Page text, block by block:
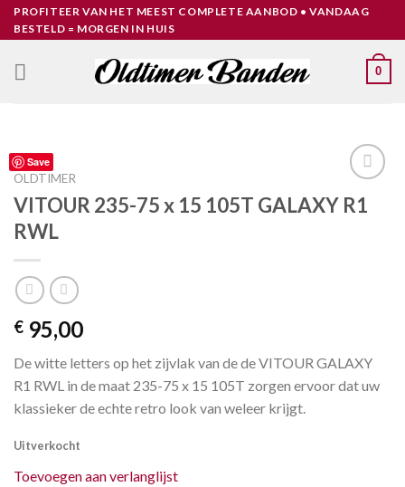
SkipPROFITEER VAN HET MEEST COMPLETE AANBOD • VANDAAG
BESTELD = MORGEN IN HUIS
0
Save
Toevoegen
aan
OLDTIMER
VITOUR 235-75 x 15 105T GALAXY R1
RWL
€ 95,00
De witte letters op het zijvlak van de de VITOUR GALAXY
R1 RWL in de maat 235-75 x 15 105T zorgen ervoor dat uw
klassieker de echte retro look van weleer krijgt.
Uitverkocht
Toevoegen aan verlanglijst